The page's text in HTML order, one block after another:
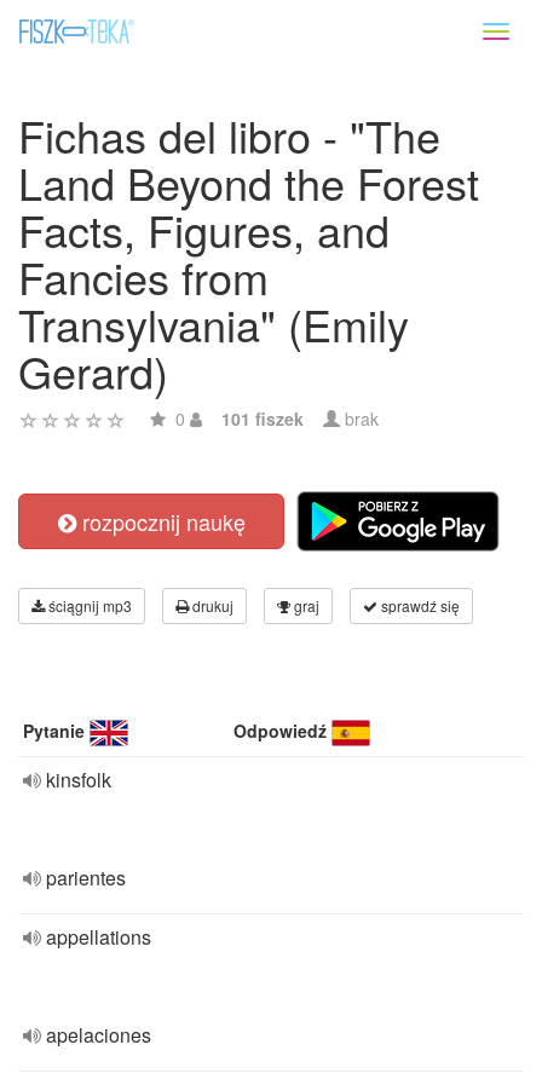
Fichas del libro - "The
Land Beyond the Forest
Facts, Figures, and
Fancies from
Transylvania" (Emily
Gerard)
0 101 fiszek brak
rozpocznij naukę
ściągnij mp3 drukuj graj sprawdź się
Pytanie Odpowiedź
kinsfolk
parientes
appellations
apelaciones